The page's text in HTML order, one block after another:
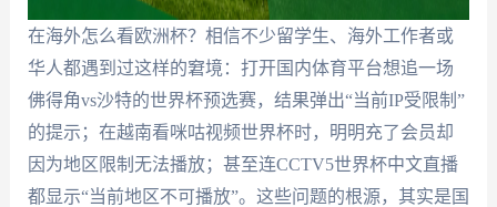
在海外怎么看欧洲杯？相信不少留学生、海外工作者或
华人都遇到过这样的窘境：打开国内体育平台想追一场
佛得角vs沙特的世界杯预选赛，结果弹出“当前IP受限制”
的提示；在越南看咪咕视频世界杯时，明明充了会员却
因为地区限制无法播放；甚至连CCTV5世界杯中文直播
都显示“当前地区不可播放”。这些问题的根源，其实是国